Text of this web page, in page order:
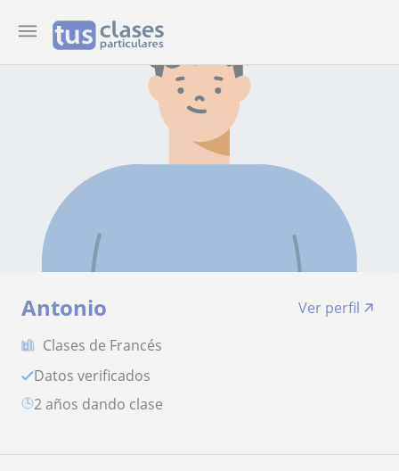
Antonio
Ver perfil
Clases de Francés
Datos verificados
2 años dando clase